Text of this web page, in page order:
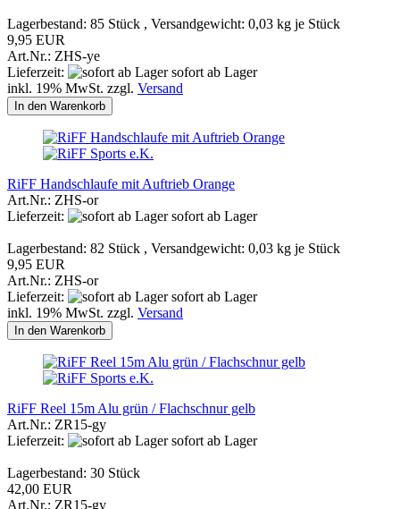
Lagerbestand: 85 Stück , Versandgewicht: 0,03 kg je Stück
9,95 EUR
Art.Nr.: ZHS-ye
Lieferzeit:
sofort ab Lager
inkl. 19% MwSt. zzgl. Versand
In den Warenkorb
RiFF Handschlaufe mit Auftrieb Orange
Art.Nr.: ZHS-or
Lieferzeit:
sofort ab Lager
Lagerbestand: 82 Stück , Versandgewicht: 0,03 kg je Stück
9,95 EUR
Art.Nr.: ZHS-or
Lieferzeit:
sofort ab Lager
inkl. 19% MwSt. zzgl. Versand
In den Warenkorb
RiFF Reel 15m Alu grün / Flachschnur gelb
Art.Nr.: ZR15-gy
Lieferzeit:
sofort ab Lager
Lagerbestand: 30 Stück
42,00 EUR
Art.Nr.: ZR15-gy